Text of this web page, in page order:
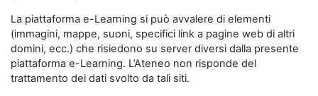
La piattaforma e-Learning si può avvalere di elementi
(immagini, mappe, suoni, specifici link a pagine web di altri
domini, ecc.) che risiedono su server diversi dalla presente
piattaforma e-Learning. L’Ateneo non risponde del
trattamento dei dati svolto da tali siti.